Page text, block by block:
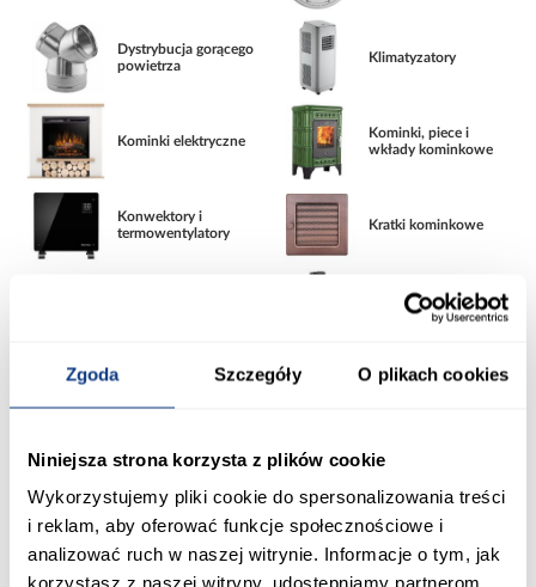
Zgoda Szczegóły O plikach cookies
Niniejsza strona korzysta z plików cookie
Wykorzystujemy pliki cookie do spersonalizowania treści
i reklam, aby oferować funkcje społecznościowe i
analizować ruch w naszej witrynie. Informacje o tym, jak
korzystasz z naszej witryny, udostępniamy partnerom
Dystrybucja gorącego
powietrza
Klimatyzatory
Kominki elektryczne
Kominki, piece i
wkłady kominkowe
Konwektory i
termowentylatory
Kratki kominkowe
Ogrzewacze tarasowe
Zawory do wody i
Zawory
głowice
Wężyki do baterii i
Regały garażowe i
Podgrzewacze wody